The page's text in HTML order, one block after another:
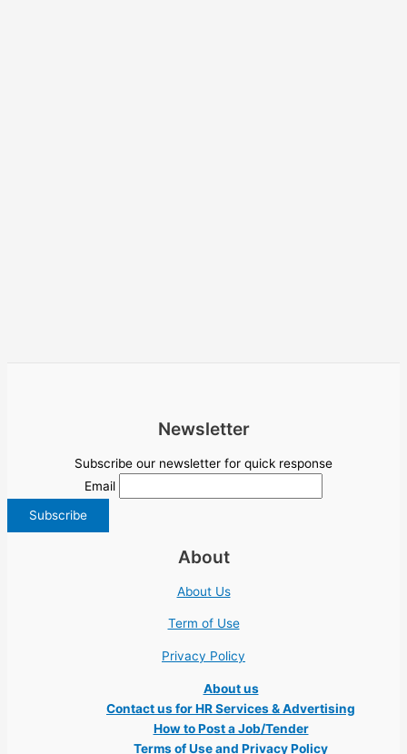
Newsletter
Subscribe our newsletter for quick response
Email
About
About Us
Term of Use
Privacy Policy
About us
Contact us for HR Services & Advertising
How to Post a Job/Tender
Terms of Use and Privacy Policy